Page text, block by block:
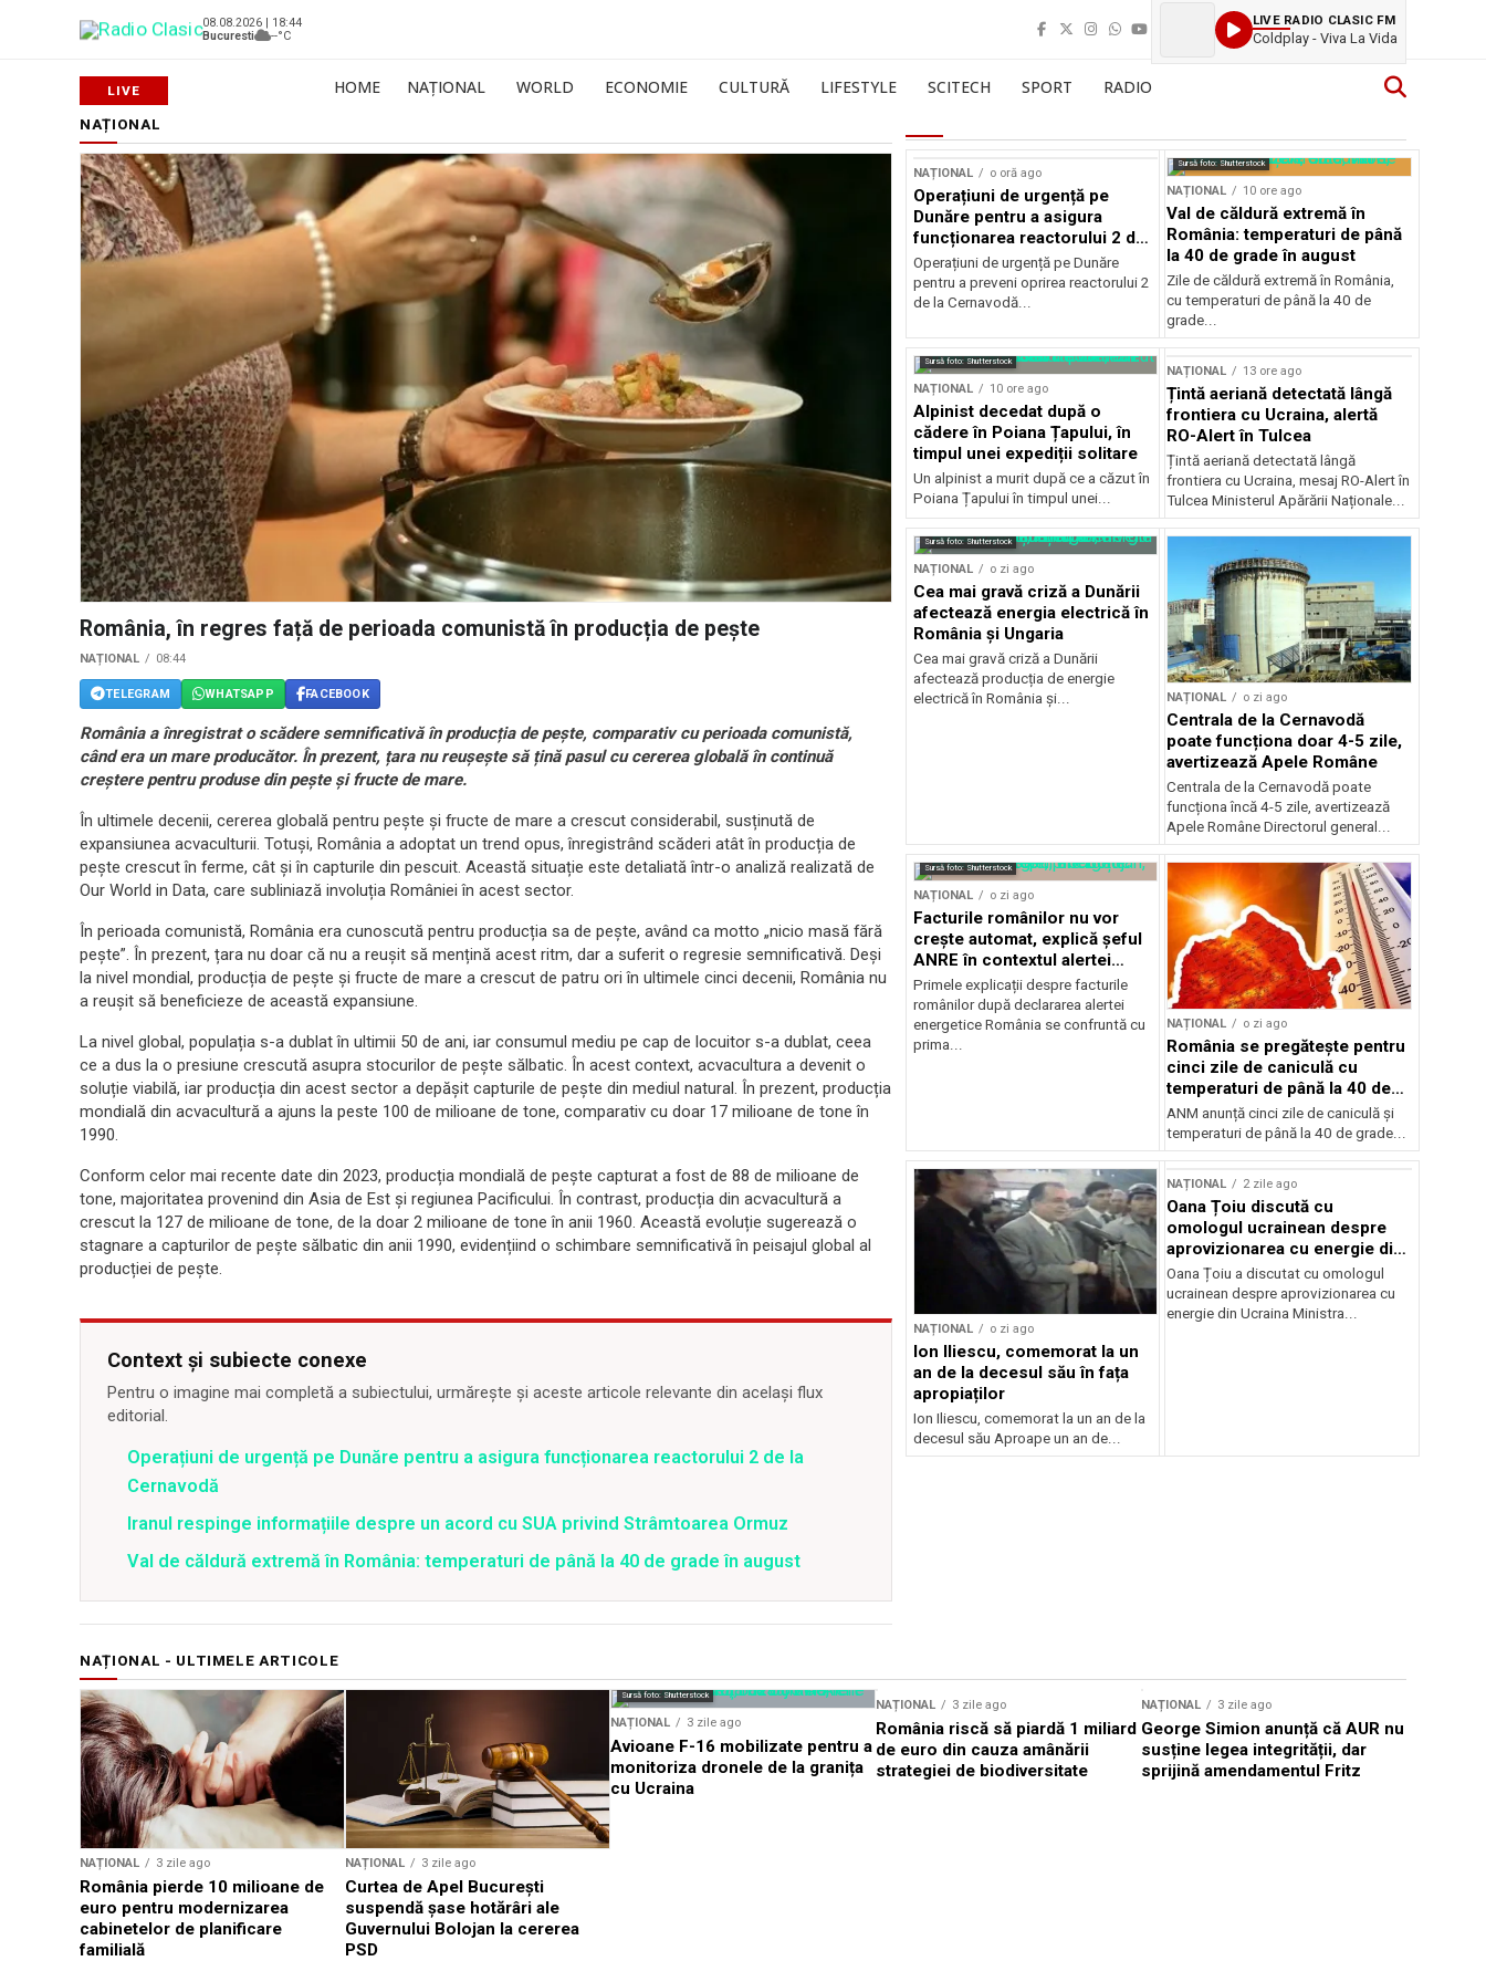
08.08.2026 | 18:44
Bucuresti
--°C
LIVE RADIO CLASIC FM
Coldplay - Viva La Vida
HOME NAȚIONAL WORLD ECONOMIE CULTURĂ LIFESTYLE SCITECH SPORT RADIO
NAȚIONAL
România, în regres față de perioada comunistă în producția de pește
NAȚIONAL 08:44
TELEGRAM WHATSAPP FACEBOOK
România a înregistrat o scădere semnificativă în producția de pește, comparativ cu perioada comunistă,
când era un mare producător. În prezent, țara nu reușește să țină pasul cu cererea globală în continuă
creștere pentru produse din pește și fructe de mare.
În ultimele decenii, cererea globală pentru pește și fructe de mare a crescut considerabil, susținută de
expansiunea acvaculturii. Totuși, România a adoptat un trend opus, înregistrând scăderi atât în producția de
pește crescut în ferme, cât și în capturile din pescuit. Această situație este detaliată într-o analiză realizată de
Our World in Data, care subliniază involuția României în acest sector.
În perioada comunistă, România era cunoscută pentru producția sa de pește, având ca motto „nicio masă fără
pește”. În prezent, țara nu doar că nu a reușit să mențină acest ritm, dar a suferit o regresie semnificativă. Deși
la nivel mondial, producția de pește și fructe de mare a crescut de patru ori în ultimele cinci decenii, România nu
a reușit să beneficieze de această expansiune.
La nivel global, populația s-a dublat în ultimii 50 de ani, iar consumul mediu pe cap de locuitor s-a dublat, ceea
ce a dus la o presiune crescută asupra stocurilor de pește sălbatic. În acest context, acvacultura a devenit o
soluție viabilă, iar producția din acest sector a depășit capturile de pește din mediul natural. În prezent, producția
mondială din acvacultură a ajuns la peste 100 de milioane de tone, comparativ cu doar 17 milioane de tone în
1990.
Conform celor mai recente date din 2023, producția mondială de pește capturat a fost de 88 de milioane de
tone, majoritatea provenind din Asia de Est și regiunea Pacificului. În contrast, producția din acvacultură a
crescut la 127 de milioane de tone, de la doar 2 milioane de tone în anii 1960. Această evoluție sugerează o
stagnare a capturilor de pește sălbatic din anii 1990, evidențiind o schimbare semnificativă în peisajul global al
producției de pește.
Context și subiecte conexe
Pentru o imagine mai completă a subiectului, urmărește și aceste articole relevante din același flux
editorial.
Operațiuni de urgență pe Dunăre pentru a asigura funcționarea reactorului 2 de la
Cernavodă
Iranul respinge informațiile despre un acord cu SUA privind Strâmtoarea Ormuz
Val de căldură extremă în România: temperaturi de până la 40 de grade în august
NAȚIONAL o oră ago
Operațiuni de urgență pe
Dunăre pentru a asigura
funcționarea reactorului 2 de
la Cernavodă
Operațiuni de urgență pe Dunăre
pentru a preveni oprirea reactorului 2
de la Cernavodă...
Sursă foto: Shutterstock
NAȚIONAL 10 ore ago
Val de căldură extremă în
România: temperaturi de până
la 40 de grade în august
Zile de căldură extremă în România,
cu temperaturi de până la 40 de
grade...
Sursă foto: Shutterstock
NAȚIONAL 10 ore ago
Alpinist decedat după o
cădere în Poiana Țapului, în
timpul unei expediții solitare
Un alpinist a murit după ce a căzut în
Poiana Țapului în timpul unei...
NAȚIONAL 13 ore ago
Țintă aeriană detectată lângă
frontiera cu Ucraina, alertă
RO-Alert în Tulcea
Țintă aeriană detectată lângă
frontiera cu Ucraina, mesaj RO-Alert în
Tulcea Ministerul Apărării Naționale...
Sursă foto: Shutterstock
NAȚIONAL o zi ago
Cea mai gravă criză a Dunării
afectează energia electrică în
România și Ungaria
Cea mai gravă criză a Dunării
afectează producția de energie
electrică în România și...
NAȚIONAL o zi ago
Centrala de la Cernavodă
poate funcționa doar 4-5 zile,
avertizează Apele Române
Centrala de la Cernavodă poate
funcționa încă 4-5 zile, avertizează
Apele Române Directorul general...
Sursă foto: Shutterstock
NAȚIONAL o zi ago
Facturile românilor nu vor
crește automat, explică șeful
ANRE în contextul alertei
energetice
Primele explicații despre facturile
românilor după declararea alertei
energetice România se confruntă cu
prima...
NAȚIONAL o zi ago
România se pregătește pentru
cinci zile de caniculă cu
temperaturi de până la 40 de
grade
ANM anunță cinci zile de caniculă și
temperaturi de până la 40 de grade...
NAȚIONAL o zi ago
Ion Iliescu, comemorat la un
an de la decesul său în fața
apropiaților
Ion Iliescu, comemorat la un an de la
decesul său Aproape un an de...
NAȚIONAL 2 zile ago
Oana Țoiu discută cu
omologul ucrainean despre
aprovizionarea cu energie din
Ucraina
Oana Țoiu a discutat cu omologul
ucrainean despre aprovizionarea cu
energie din Ucraina Ministra...
NAȚIONAL - ULTIMELE ARTICOLE
NAȚIONAL 3 zile ago
România pierde 10 milioane de
euro pentru modernizarea
cabinetelor de planificare
familială
NAȚIONAL 3 zile ago
Curtea de Apel București
suspendă șase hotărâri ale
Guvernului Bolojan la cererea
PSD
Sursă foto: Shutterstock
NAȚIONAL 3 zile ago
Avioane F-16 mobilizate pentru a
monitoriza dronele de la granița
cu Ucraina
NAȚIONAL 3 zile ago
România riscă să piardă 1 miliard
de euro din cauza amânării
strategiei de biodiversitate
NAȚIONAL 3 zile ago
George Simion anunță că AUR nu
susține legea integrității, dar
sprijină amendamentul Fritz